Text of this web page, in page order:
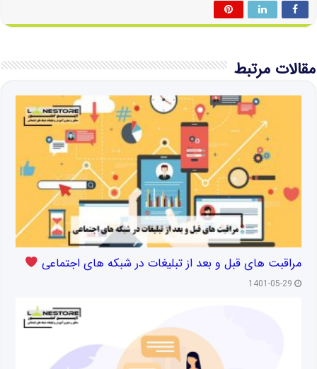
مقالات مرتبط
مراقبت های قبل و بعد از تبلیغات در شبکه های اجتماعی
1401-05-29